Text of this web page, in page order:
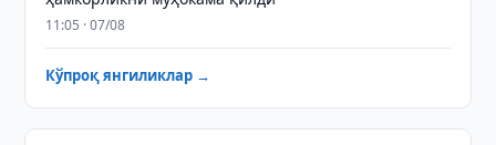
11:05 · 07/08
Кўпроқ янгиликлар →